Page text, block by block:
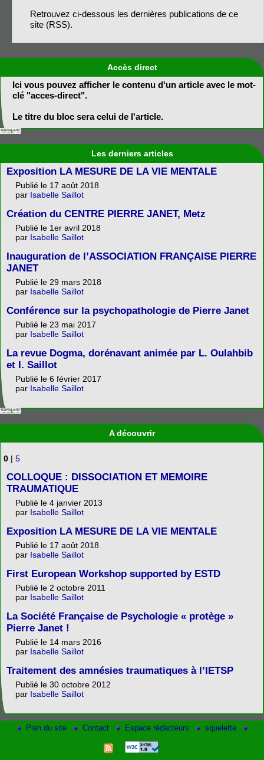
Retrouvez ci-dessous les dernières publications de ce
site (RSS).
Accès direct
Ici vous pouvez afficher le contenu d'un article avec le mot-
clé "acces-direct".
Le titre du bloc sera celui de l'article.
Les derniers articles
Exposition LA MESURE DE LA VIE MENTALE
Publié le 17 août 2018
par Isabelle Saillot
Création du CENTRE PIERRE JANET, Metz
Publié le 1er avril 2018
par Isabelle Saillot
Inauguration de l’ASSOCIATION FRANÇAISE PIERRE
JANET
Publié le 29 mars 2018
par Isabelle Saillot
Conférence sur la psychopathologie de Pierre Janet
Publié le 23 mai 2017
par Isabelle Saillot
La revue Dogma, dorénavant animée par L. Oulahbib
et I. Saillot
Publié le 6 février 2017
par Isabelle Saillot
A découvrir
0 | 5
COLLOQUE : DISSOCIATION ET MEMOIRE
TRAUMATIQUE
Publié le 4 janvier 2013
par Isabelle Saillot
Exposition LA MESURE DE LA VIE MENTALE
Publié le 17 août 2018
par Isabelle Saillot
First European Workshop supported by ESTD
Publié le 2 octobre 2011
par Isabelle Saillot
La Société Française de Psychologie « protège »
Pierre Janet !
Publié le 14 mars 2016
par Isabelle Saillot
Traitement des amnésies traumatiques à l’IETSP
Publié le 30 octobre 2012
par Isabelle Saillot
Plan du site Contact Espace rédacteurs squelette